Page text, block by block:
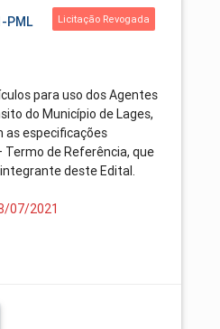
PML Licitação Revogada
para uso dos Agentes
do Município de Lages,
as especificações
Termo de Referência, que
deste Edital.
07/2021